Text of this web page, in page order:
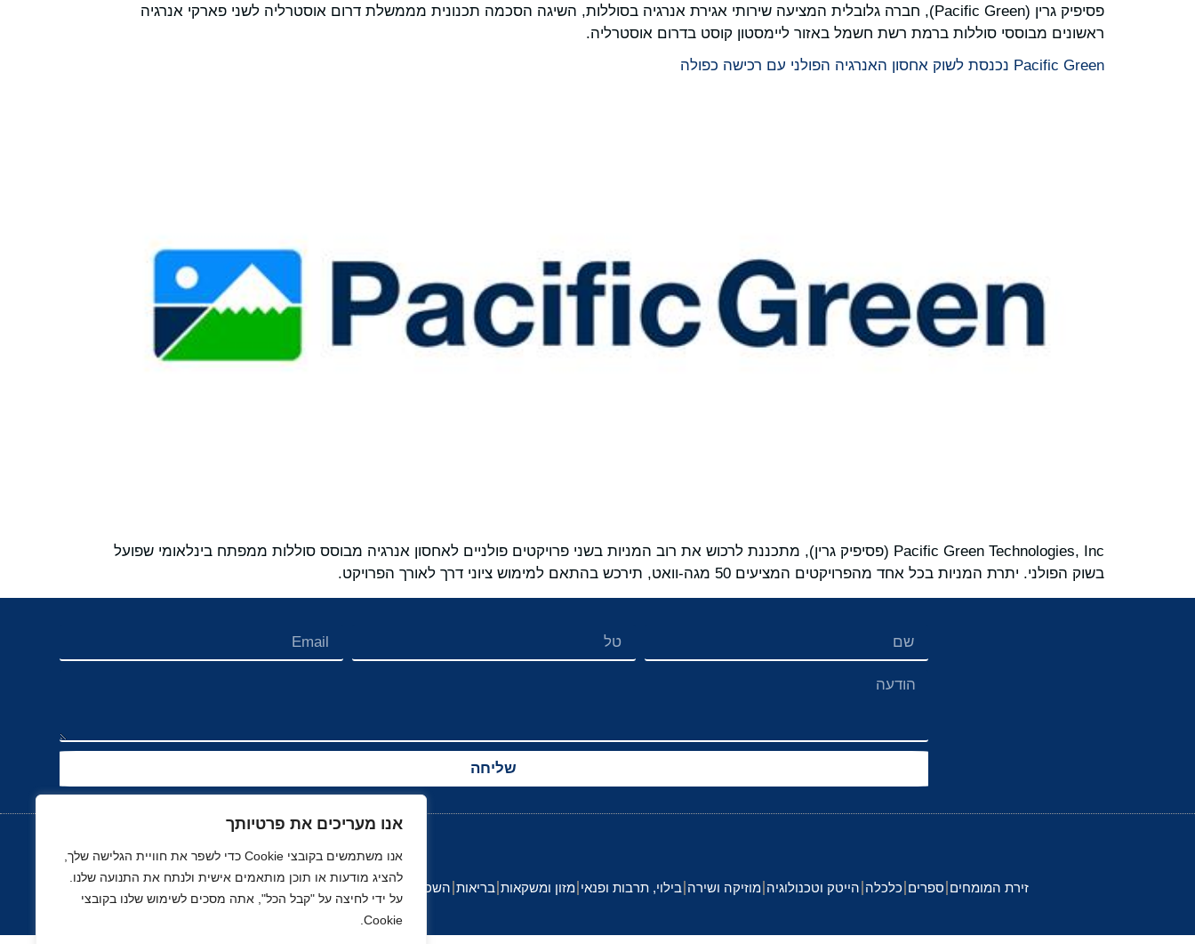
אנו מעריכים את פרטיותך
אנו משתמשים בקובצי Cookie כדי לשפר את חוויית הגלישה שלך,
להציג מודעות או תוכן מותאמים אישית ולנתח את התנועה שלנו.
על ידי לחיצה על "קבל הכל", אתה מסכים לשימוש שלנו בקובצי
Cookie.
פסיפיק גרין (Pacific Green), חברה גלובלית המציעה שירותי אגירת אנרגיה בסוללות, השיגה הסכמה תכנונית מממשלת דרום אוסטרליה לשני פארקי אנרגיה
ראשונים מבוססי סוללות ברמת רשת חשמל באזור ליימסטון קוסט בדרום אוסטרליה.
Pacific Green נכנסת לשוק אחסון האנרגיה הפולני עם רכישה כפולה
Pacific Green Technologies, Inc (פסיפיק גרין), מתכננת לרכוש את רוב המניות בשני פרויקטים פולניים לאחסון אנרגיה מבוסס סוללות ממפתח בינלאומי שפועל
בשוק הפולני. יתרת המניות בכל אחד מהפרויקטים המציעים 50 מגה-וואט, תירכש בהתאם למימוש ציוני דרך לאורך הפרויקט.
שליחה
זירת המומחים ספרים כלכלה הייטק וטכנולוגיה מוזיקה ושירה בילוי, תרבות ופנאי מזון ומשקאות בריאות השכלה וחינוך רכב, תעופה ותחבורה